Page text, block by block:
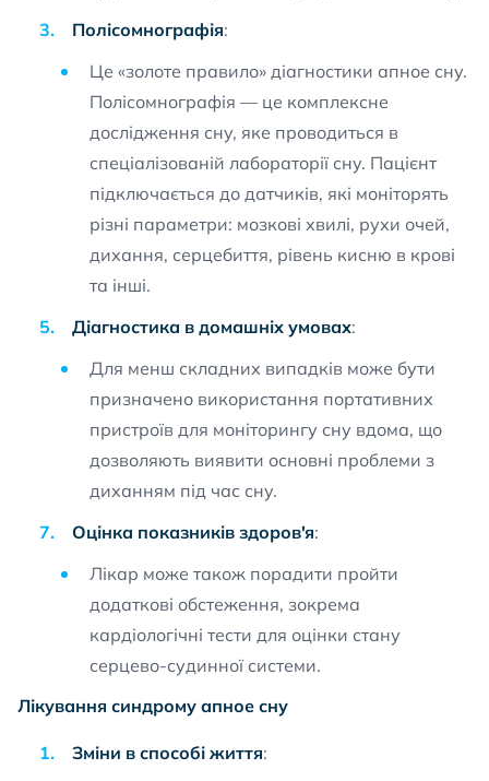
Полісомнографія:
Це «золоте правило» діагностики апное сну.
Полісомнографія — це комплексне
дослідження сну, яке проводиться в
спеціалізованій лабораторії сну. Пацієнт
підключається до датчиків, які моніторять
різні параметри: мозкові хвилі, рухи очей,
дихання, серцебиття, рівень кисню в крові
та інші.
Діагностика в домашніх умовах:
Для менш складних випадків може бути
призначено використання портативних
пристроїв для моніторингу сну вдома, що
дозволяють виявити основні проблеми з
диханням під час сну.
Оцінка показників здоров'я:
Лікар може також порадити пройти
додаткові обстеження, зокрема
кардіологічні тести для оцінки стану
серцево-судинної системи.
Лікування синдрому апное сну
Зміни в способі життя: